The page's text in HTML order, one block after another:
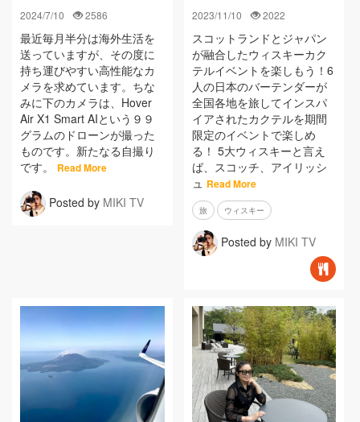
2024/7/10 2586
最近毎月半分は海外生活を
送っていますが、その度に
持ち運びやすい高性能なカ
メラを求めています。ちな
みに下のカメラは、Hover
Air X1 Smart AIという９９
グラムのドローンが撮った
ものです。新たなる自撮り
です。
Read More
Posted by MIKI TV
2023/11/10 2022
スコットランドとジャパン
が融合したウィスキーカク
テルイベントを楽しもう！6
人の日本のバーテンダーが
全国各地を旅してインスパ
イアされたカクテルを期間
限定のイベントで楽しめ
る！ 5大ウィスキーと言え
ば、スコッチ、アイリッシ
ュ Read More
旅 ウィスキー
Posted by MIKI TV